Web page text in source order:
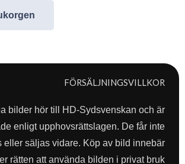
FÖRSÄLJNINGSVILLKOR
bilder hör till HD-Sydsvenskan och är
enligt upphovsrättslagen. De får inte
eller säljas vidare. Köp av bild innebär
rätten att använda bilden i privat bruk